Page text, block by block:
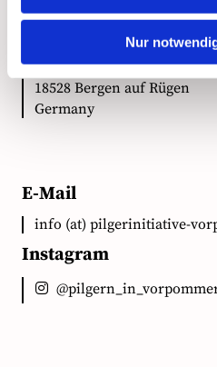
Nur
Ökumenische
Clementstr. 1
18528 Bergen auf Rügen
Germany
E-Mail
info (at) pilgerinitiative-
Instagram